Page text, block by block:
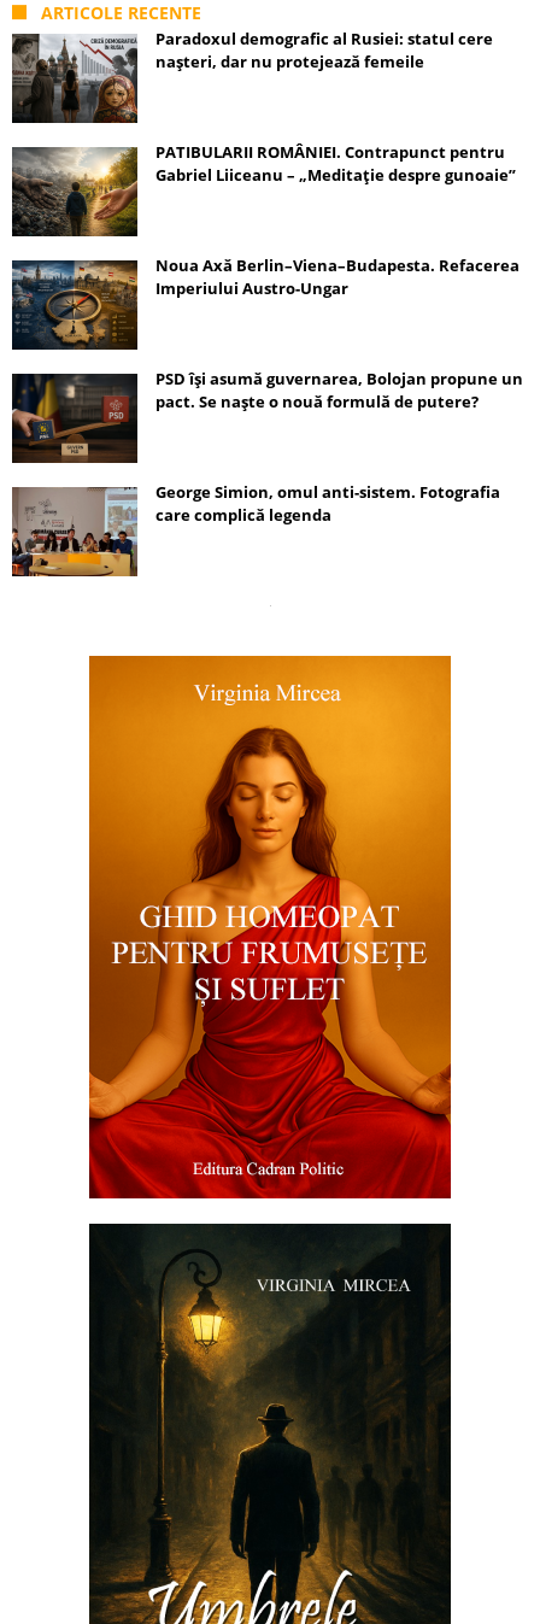
ARTICOLE RECENTE
Paradoxul demografic al Rusiei: statul cere
nașteri, dar nu protejează femeile
PATIBULARII ROMÂNIEI. Contrapunct pentru
Gabriel Liiceanu – „Meditație despre gunoaie”
Noua Axă Berlin–Viena–Budapesta. Refacerea
Imperiului Austro-Ungar
PSD își asumă guvernarea, Bolojan propune un
pact. Se naște o nouă formulă de putere?
George Simion, omul anti-sistem. Fotografia
care complică legenda